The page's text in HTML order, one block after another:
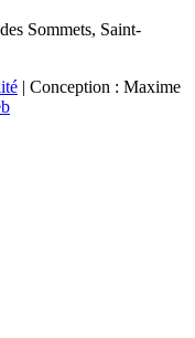
Sommets, Saint-
| Conception : Maxime